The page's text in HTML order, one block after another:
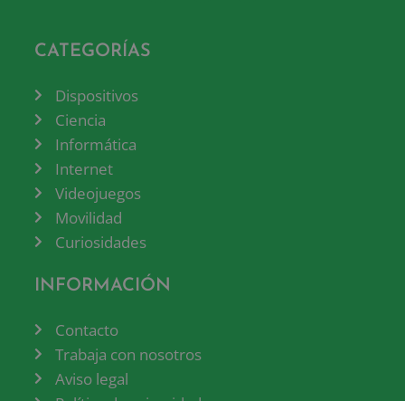
CATEGORÍAS
Dispositivos
Ciencia
Informática
Internet
Videojuegos
Movilidad
Curiosidades
INFORMACIÓN
Contacto
Trabaja con nosotros
Aviso legal